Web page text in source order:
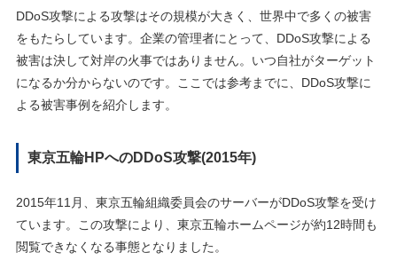
DDoS攻撃による攻撃はその規模が大きく、世界中で多くの被害
をもたらしています。企業の管理者にとって、DDoS攻撃による
被害は決して対岸の火事ではありません。いつ自社がターゲット
になるか分からないのです。ここでは参考までに、DDoS攻撃に
よる被害事例を紹介します。
東京五輪HPへのDDoS攻撃(2015年)
2015年11月、東京五輪組織委員会のサーバーがDDoS攻撃を受け
ています。この攻撃により、東京五輪ホームページが約12時間も
閲覧できなくなる事態となりました。